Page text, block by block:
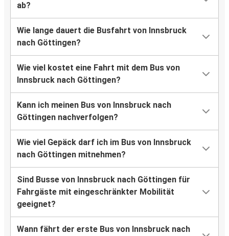
ab?
Wie lange dauert die Busfahrt von Innsbruck
nach Göttingen?
Wie viel kostet eine Fahrt mit dem Bus von
Innsbruck nach Göttingen?
Kann ich meinen Bus von Innsbruck nach
Göttingen nachverfolgen?
Wie viel Gepäck darf ich im Bus von Innsbruck
nach Göttingen mitnehmen?
Sind Busse von Innsbruck nach Göttingen für
Fahrgäste mit eingeschränkter Mobilität
geeignet?
Wann fährt der erste Bus von Innsbruck nach